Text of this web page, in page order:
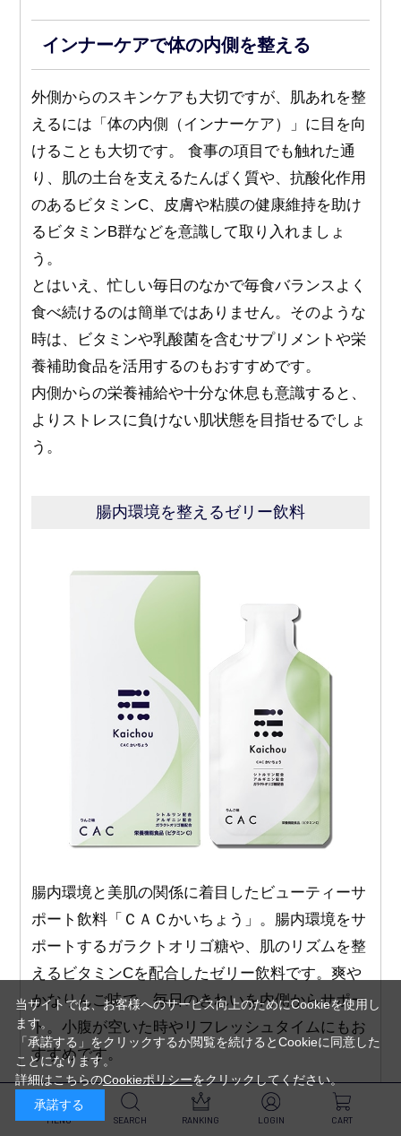
MENU SEARCH RANKING LOGIN CART
インナーケアで体の内側を整える
外側からのスキンケアも大切ですが、肌あれを整
えるには「体の内側（インナーケア）」に目を向
けることも大切です。 食事の項目でも触れた通
り、肌の土台を支えるたんぱく質や、抗酸化作用
のあるビタミンC、皮膚や粘膜の健康維持を助け
るビタミンB群などを意識して取り入れましょ
う。
とはいえ、忙しい毎日のなかで毎食バランスよく
食べ続けるのは簡単ではありません。そのような
時は、ビタミンや乳酸菌を含むサプリメントや栄
養補助食品を活用するのもおすすめです。
内側からの栄養補給や十分な休息も意識すると、
よりストレスに負けない肌状態を目指せるでしょ
う。
腸内環境を整えるゼリー飲料
腸内環境と美肌の関係に着目したビューティーサ
ポート飲料「ＣＡＣかいちょう」。腸内環境をサ
ポートするガラクトオリゴ糖や、肌のリズムを整
えるビタミンCを配合したゼリー飲料です。爽や
かなりんご味で、毎日のきれいを内側からサポー
ト。小腹が空いた時やリフレッシュタイムにもお
すすめです。
商品ページを見る
当サイトでは、お客様へのサービス向上のためにCookieを使用し
ます。
「承諾する」をクリックするか閲覧を続けるとCookieに同意した
ことになります。
詳細はこちらのCookieポリシーをクリックしてください。
承諾する